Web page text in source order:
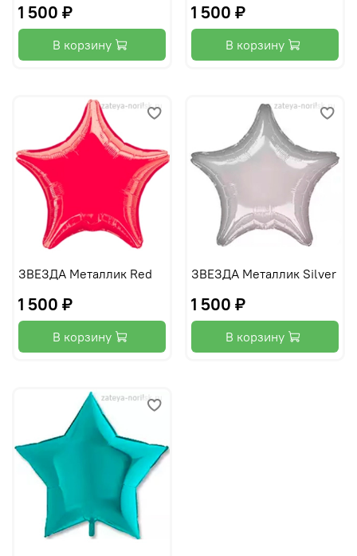
1 500 ₽
В корзину
1 500 ₽
В корзину
ЗВЕЗДА Металлик Red
1 500 ₽
В корзину
ЗВЕЗДА Металлик Silver
1 500 ₽
В корзину